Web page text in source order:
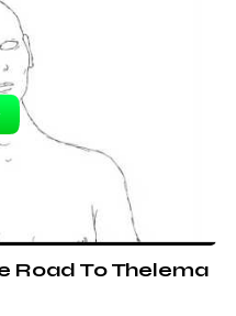
Road To Thelema